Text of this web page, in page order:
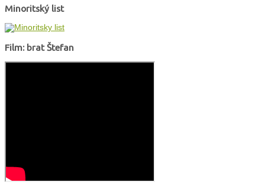
Minoritský list
Film: brat Štefan